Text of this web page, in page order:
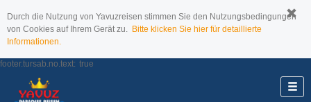
Durch die Nutzung von Yavuzreisen stimmen Sie den Nutzungsbedingungen
von Cookies auf Ihrem Gerät zu. Bitte klicken Sie hier für detaillierte
Informationen.
footer.tursab.no.text: true